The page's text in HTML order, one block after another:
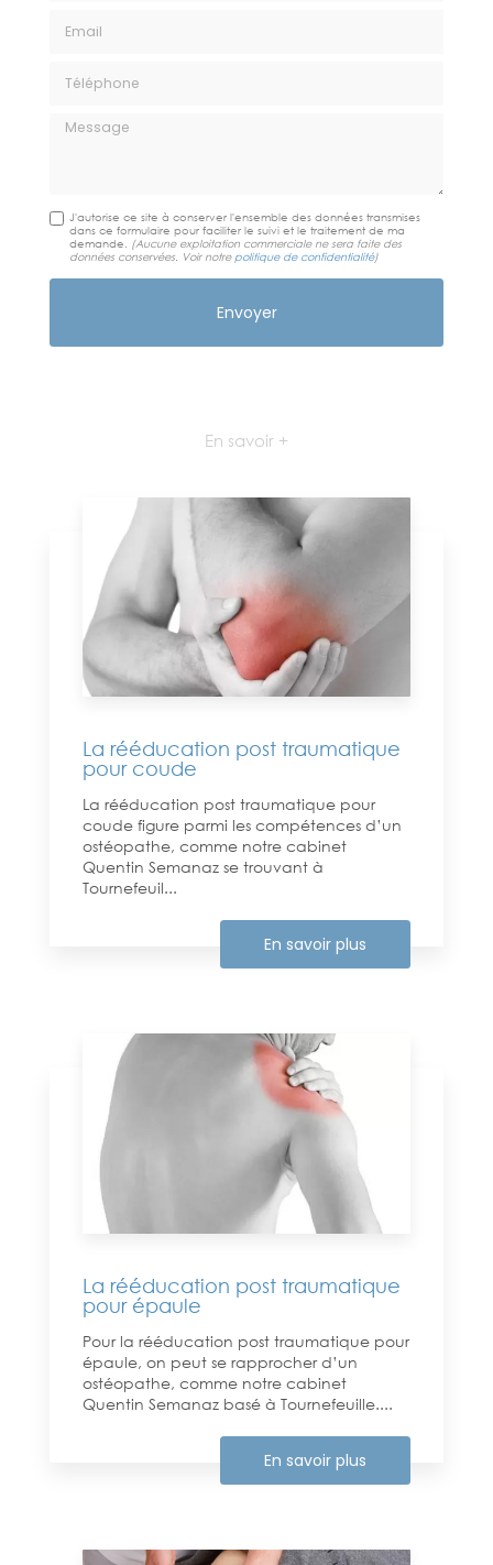
Message
J'autorise ce site à conserver l'ensemble des données transmises
dans ce formulaire pour faciliter le suivi et le traitement de ma
demande. (Aucune exploitation commerciale ne sera faite des
données conservées. Voir notre politique de confidentialité)
En savoir +
La rééducation post traumatique
pour coude
La rééducation post traumatique pour
coude figure parmi les compétences d’un
ostéopathe, comme notre cabinet
Quentin Semanaz se trouvant à
Tournefeuil...
En savoir plus
La rééducation post traumatique
pour épaule
Pour la rééducation post traumatique pour
épaule, on peut se rapprocher d’un
ostéopathe, comme notre cabinet
Quentin Semanaz basé à Tournefeuille....
En savoir plus